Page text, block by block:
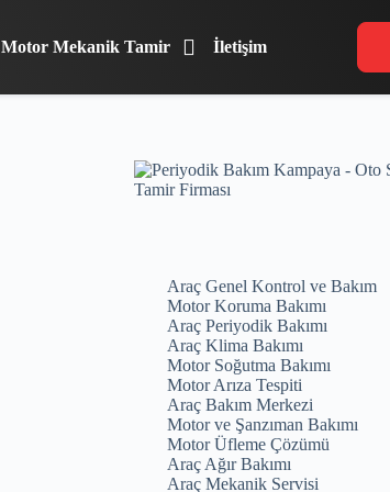
Motor Mekanik Tamir İletişim
Araç Genel Kontrol ve Bakım
Motor Koruma Bakımı
Araç Periyodik Bakımı
Araç Klima Bakımı
Motor Soğutma Bakımı
Motor Arıza Tespiti
Araç Bakım Merkezi
Motor ve Şanzıman Bakımı
Motor Üfleme Çözümü
Araç Ağır Bakımı
Araç Mekanik Servisi